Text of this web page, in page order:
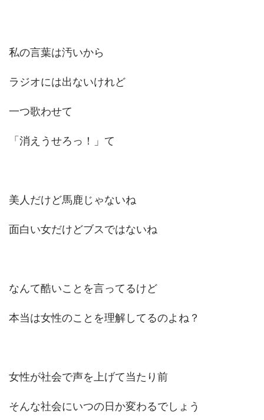
私の言葉は汚いから
ラジオには出ないけれど
一つ歌わせて
「消えうせろっ！」て
美人だけど馬鹿じゃないね
面白い女だけどブスではないね
なんて酷いことを言ってるけど
本当は女性のことを理解してるのよね？
女性が社会で声を上げて当たり前
そんな社会にいつの日か変わるでしょう